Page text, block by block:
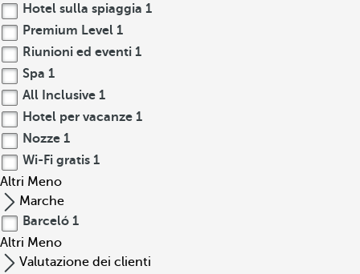
Hotel sulla spiaggia 1
Premium Level 1
Riunioni ed eventi 1
Spa 1
All Inclusive 1
Hotel per vacanze 1
Nozze 1
Wi-Fi gratis 1
Altri Meno
Marche
Barceló 1
Altri Meno
Valutazione dei clienti